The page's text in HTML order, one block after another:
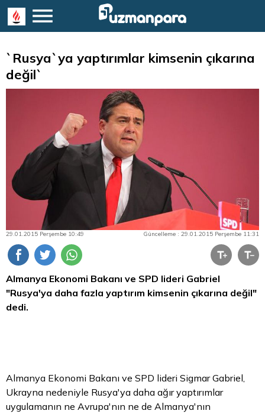
`Rusya`ya yaptırımlar kimsenin çıkarına
değil`
29.01.2015 Perşembe 10:49 Güncelleme : 29.01.2015 Perşembe 11:31
Almanya Ekonomi Bakanı ve SPD lideri Gabriel
"Rusya'ya daha fazla yaptırım kimsenin çıkarına değil"
dedi.
Almanya Ekonomi Bakanı ve SPD lideri Sigmar Gabriel,
Ukrayna nedeniyle Rusya'ya daha ağır yaptırımlar
uygulamanın ne Avrupa'nın ne de Almanya'nın